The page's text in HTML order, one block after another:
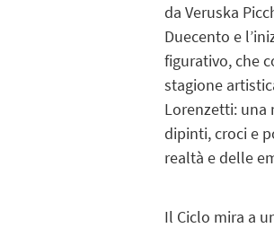
da Veruska
Duecento e
figurativo, che
stagione
Lorenzetti: una
dipinti, croci e
realtà e delle
Il Ciclo mira a